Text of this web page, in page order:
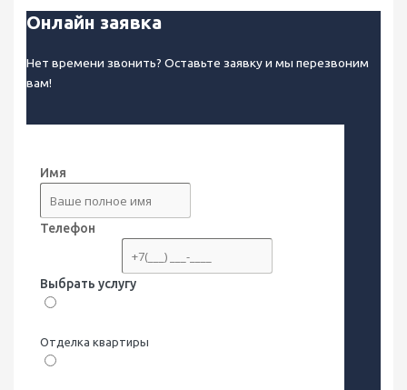
Онлайн заявка
Нет времени звонить? Оставьте заявку и мы перезвоним
вам!
Имя
Телефон
Выбрать услугу
Отделка квартиры